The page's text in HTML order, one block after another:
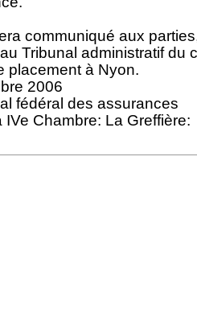
communiqué aux
Tribunal administratif du
placement à Nyon.
2006
fédéral des assurances
Chambre: La Greffière: